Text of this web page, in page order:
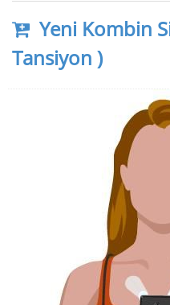
Yeni Kombin
Tansiyon )